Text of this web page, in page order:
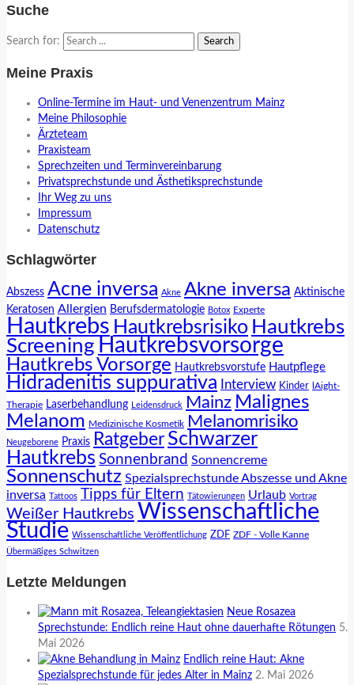
Suche
Search for:
Meine Praxis
Online-Termine im Haut- und Venenzentrum Mainz
Meine Philosophie
Ärzteteam
Praxisteam
Sprechzeiten und Terminvereinbarung
Privatsprechstunde und Ästhetiksprechstunde
Ihr Weg zu uns
Impressum
Datenschutz
Schlagwörter
Abszess Acne inversa Akne Akne inversa Aktinische
Keratosen Allergien Berufsdermatologie Botox Experte
Hautkrebs Hautkrebsrisiko Hautkrebs
Screening Hautkrebsvorsorge
Hautkrebs Vorsorge Hautkrebsvorstufe Hautpflege
Hidradenitis suppurativa Interview Kinder lAight-
Therapie Laserbehandlung Leidensdruck Mainz Malignes
Melanom Medizinische Kosmetik Melanomrisiko
Neugeborene Praxis Ratgeber Schwarzer
Hautkrebs Sonnenbrand Sonnencreme
Sonnenschutz Spezialsprechstunde Abszesse und Akne
inversa Tattoos Tipps für Eltern Tätowierungen Urlaub Vortrag
Weißer Hautkrebs Wissenschaftliche
Studie Wissenschaftliche Veröffentlichung ZDF ZDF - Volle Kanne
Übermäßiges Schwitzen
Letzte Meldungen
Neue Rosazea
Sprechstunde: Endlich reine Haut ohne dauerhafte Rötungen 5.
Mai 2026
Endlich reine Haut: Akne
Spezialsprechstunde für jedes Alter in Mainz 2. Mai 2026